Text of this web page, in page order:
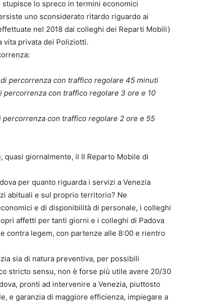
lo spreco in termini economici
uno sconsiderato ritardo riguardo ai
nel 2018 dai colleghi dei Reparti Mobili)
vita privata dei Poliziotti.
percorrenza con traffico regolare 45 minuti
percorrenza con traffico regolare 3 ore e 10
con traffico regolare 2 ore e 55
giornalmente, il II Reparto Mobile di
per quanto riguarda i servizi a Venezia
abituali e sul proprio territorio? Ne
e di disponibilità di personale, i colleghi
affetti per tanti giorni e i colleghi di Padova
contra legem, con partenze alle 8:00 e rientro
sia di natura preventiva, per possibili
stricto sensu, non è forse più utile avere 20/30
pronti ad intervenire a Venezia, piuttosto
e garanzia di maggiore efficienza, impiegare a